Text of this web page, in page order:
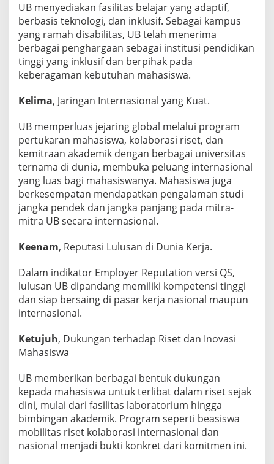
UB menyediakan fasilitas belajar yang adaptif,
berbasis teknologi, dan inklusif. Sebagai kampus
yang ramah disabilitas, UB telah menerima
berbagai penghargaan sebagai institusi pendidikan
tinggi yang inklusif dan berpihak pada
keberagaman kebutuhan mahasiswa.
Kelima, Jaringan Internasional yang Kuat.
UB memperluas jejaring global melalui program
pertukaran mahasiswa, kolaborasi riset, dan
kemitraan akademik dengan berbagai universitas
ternama di dunia, membuka peluang internasional
yang luas bagi mahasiswanya. Mahasiswa juga
berkesempatan mendapatkan pengalaman studi
jangka pendek dan jangka panjang pada mitra-
mitra UB secara internasional.
Keenam, Reputasi Lulusan di Dunia Kerja.
Dalam indikator Employer Reputation versi QS,
lulusan UB dipandang memiliki kompetensi tinggi
dan siap bersaing di pasar kerja nasional maupun
internasional.
Ketujuh, Dukungan terhadap Riset dan Inovasi
Mahasiswa
UB memberikan berbagai bentuk dukungan
kepada mahasiswa untuk terlibat dalam riset sejak
dini, mulai dari fasilitas laboratorium hingga
bimbingan akademik. Program seperti beasiswa
mobilitas riset kolaborasi internasional dan
nasional menjadi bukti konkret dari komitmen ini.